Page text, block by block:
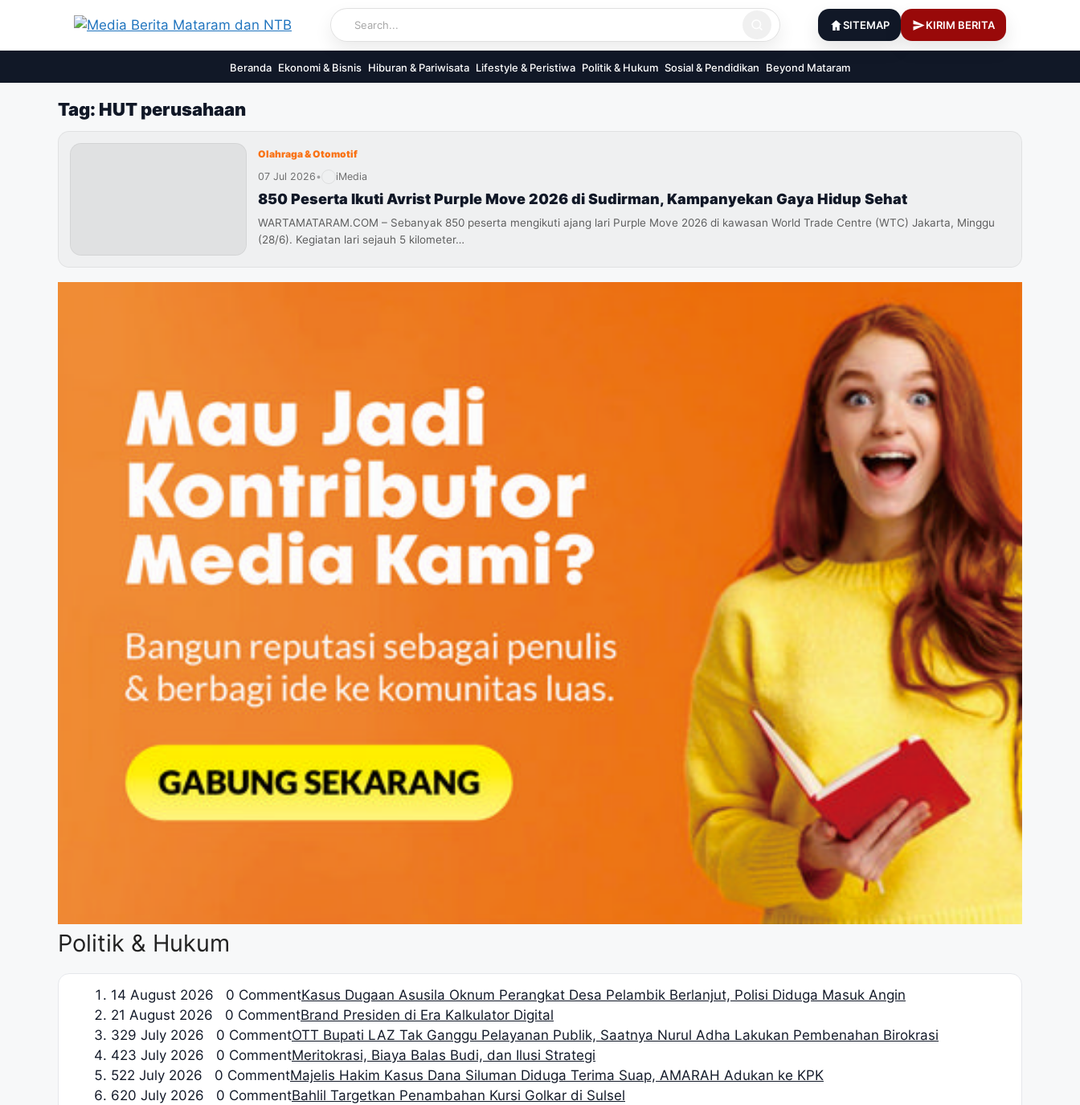
content
SITEMAP KIRIM BERITA
Beranda Ekonomi & Bisnis Hiburan & Pariwisata Lifestyle & Peristiwa Politik & Hukum Sosial & Pendidikan Beyond Mataram
Tag: HUT perusahaan
Olahraga & Otomotif
07 Jul 2026• iMedia
850 Peserta Ikuti Avrist Purple Move 2026 di Sudirman, Kampanyekan Gaya Hidup Sehat
WARTAMATARAM.COM – Sebanyak 850 peserta mengikuti ajang lari Purple Move 2026 di kawasan World Trade Centre (WTC) Jakarta, Minggu
(28/6). Kegiatan lari sejauh 5 kilometer…
Politik & Hukum
14 August 2026 0 CommentKasus Dugaan Asusila Oknum Perangkat Desa Pelambik Berlanjut, Polisi Diduga Masuk Angin
21 August 2026 0 CommentBrand Presiden di Era Kalkulator Digital
329 July 2026 0 CommentOTT Bupati LAZ Tak Ganggu Pelayanan Publik, Saatnya Nurul Adha Lakukan Pembenahan Birokrasi
423 July 2026 0 CommentMeritokrasi, Biaya Balas Budi, dan Ilusi Strategi
522 July 2026 0 CommentMajelis Hakim Kasus Dana Siluman Diduga Terima Suap, AMARAH Adukan ke KPK
620 July 2026 0 CommentBahlil Targetkan Penambahan Kursi Golkar di Sulsel